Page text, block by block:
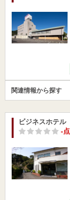
関連情報から探す
ビジネスホテ
-点